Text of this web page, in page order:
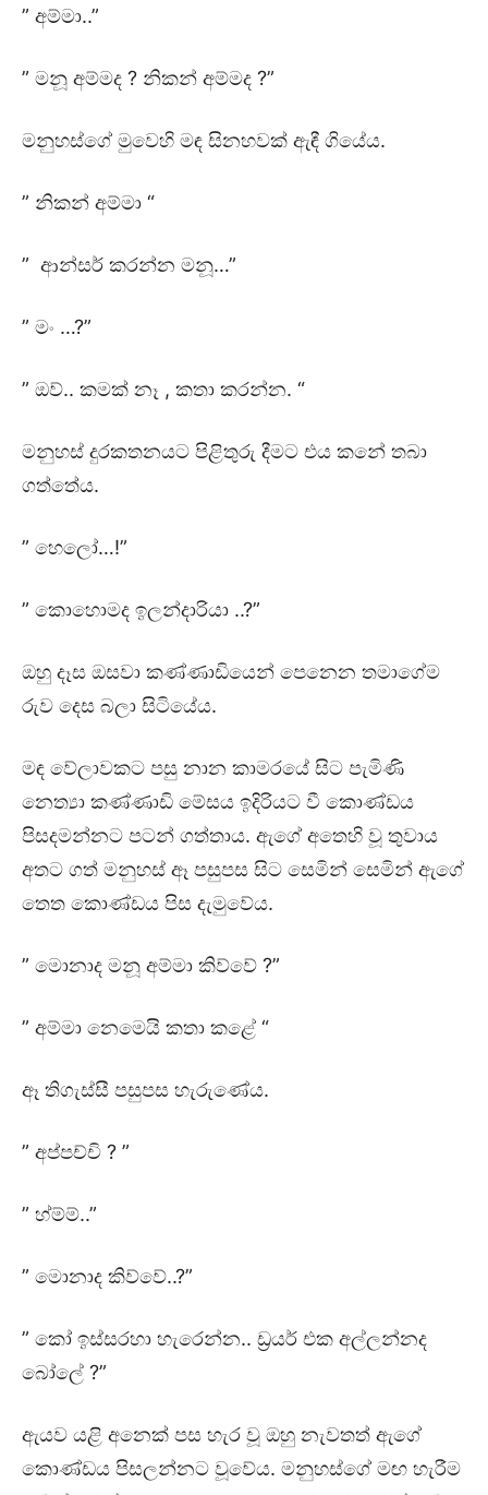
” අම්මා..”
” මනූ අම්මද ? නිකන් අම්මද ?”
මනුහස්ගේ මුවෙහි මඳ සිනහවක් ඇඳී ගියේය.
” නිකන් අම්මා “
” ආන්සර් කරන්න මනූ…”
” මං …?”
” ඔව්.. කමක් නෑ , කතා කරන්න. “
මනුහස් දුරකතනයට පිළිතුරු දීමට එය කනේ තබා
ගත්තේය.
” හෙලෝ…!”
” කොහොමද ඉලන්දාරියා ..?”
ඔහු දෑස ඔසවා කණ්ණාඩියෙන් පෙනෙන තමාගේම
රුව දෙස බලා සිටියේය.
මඳ වේලාවකට පසු නාන කාමරයේ සිට පැමිණි
නෙත්‍යා කණ්ණාඩි මේසය ඉදිරියට වී කොණ්ඩය
පිසදමන්නට පටන් ගත්තාය. ඇගේ අතෙහි වූ තුවාය
අතට ගත් මනුහස් ඈ පසුපස සිට සෙමින් සෙමින් ඇගේ
තෙත කොණ්ඩය පිස දැමුවේය.
” මොනාද මනූ අම්මා කිව්වේ ?”
” අම්මා නෙමෙයි කතා කළේ “
ඈ තිගැස්සී පසුපස හැරුණේය.
” අප්පච්චි ? ”
” හ්ම්ම්..”
” මොනාද කිව්වේ..?”
” කෝ ඉස්සරහා හැරෙන්න.. ඩ්‍රයර් එක අල්ලන්නද
බෝලේ ?”
ඇයව යළි අනෙක් පස හැර වූ ඔහු නැවතත් ඇගේ
කොණ්ඩය පිසලන්නට වූවේය. මනුහස්ගේ මඟ හැරීම